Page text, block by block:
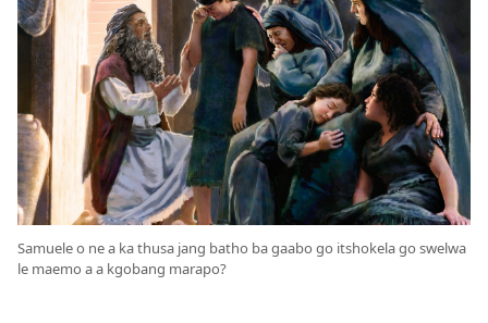
Samuele o ne a ka thusa jang batho ba gaabo go itshokela go swelwa
le maemo a a kgobang marapo?